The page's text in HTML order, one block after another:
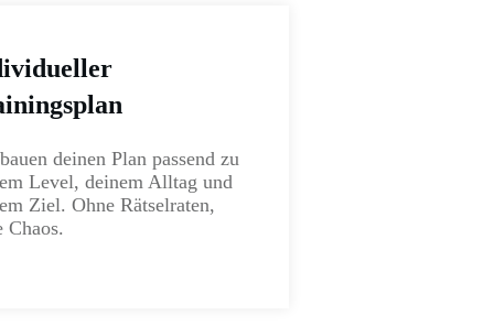
deinen Plan passend zu
Level, deinem Alltag und
Ziel. Ohne Rätselraten,
Chaos.